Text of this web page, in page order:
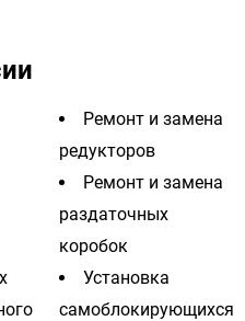
Ремонт и замена
редукторов
Ремонт и замена
раздаточных
коробок
Установка
самоблокирующихся